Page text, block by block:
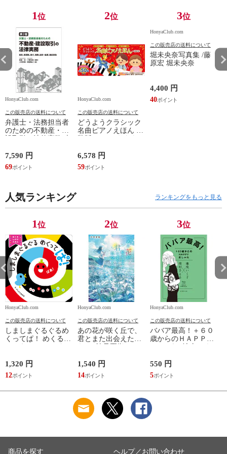
1位
HonyaClub.com
この販売店の送料について
弁護士・法務担当者
のための不動産・建
開発、設計・監理、
建設請負 第２版 /富
田裕 小里佳嵩
7,590 円
69
2位
HonyaClub.com
この販売店の送料について
どうようクラシック
名曲ピアノえほん 新
ワシマミワコ
6,578 円
59
3位
HonyaClub.com
この販売店の送料について
堀未央奈写真集 /藤
原宏 堀未央奈
4,400 円
40
人気ランキング ランキングをもっと見る
1位
HonyaClub.com
この販売店の送料について
しましまぐるぐるめ
くってぱ！ めくるし
1,320 円
12
2位
HonyaClub.com
この販売店の送料について
あの花が咲く丘で、
君とまた出会えた
1,540 円
14
3位
HonyaClub.com
この販売店の送料について
ババア最高！＋６０
歳からのＨＡＰＰＹ
550 円
5
商品を探す ヘルプ／お問い合わせ